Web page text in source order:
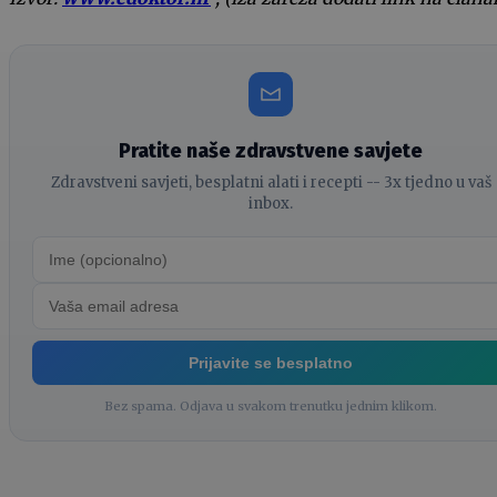
Pratite naše zdravstvene savjete
Zdravstveni savjeti, besplatni alati i recepti -- 3x tjedno u vaš
inbox.
Prijavite se besplatno
Bez spama. Odjava u svakom trenutku jednim klikom.